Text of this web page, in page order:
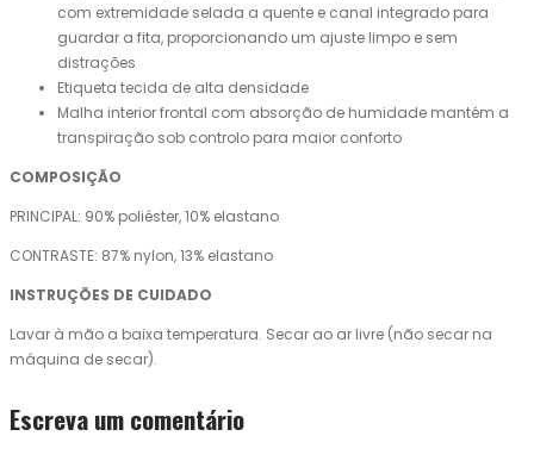
com extremidade selada a quente e canal integrado para
guardar a fita, proporcionando um ajuste limpo e sem
distrações
Etiqueta tecida de alta densidade
Malha interior frontal com absorção de humidade mantém a
transpiração sob controlo para maior conforto
COMPOSIÇÃO
PRINCIPAL: 90% poliéster, 10% elastano
CONTRASTE: 87% nylon, 13% elastano
INSTRUÇÕES DE CUIDADO
Lavar à mão a baixa temperatura. Secar ao ar livre (não secar na
máquina de secar).
Escreva um comentário